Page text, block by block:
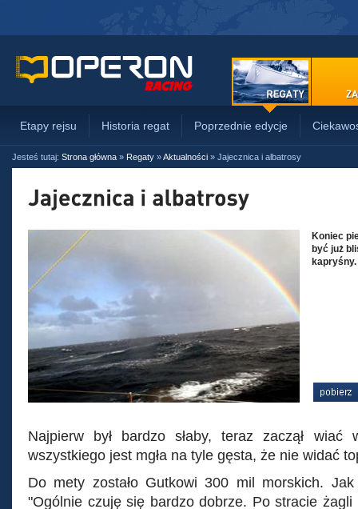
Etapy rejsu Historia regat Poprzednie edycje
Jesteś tutaj: Strona główna » Regaty »Aktualności » Jajecznica i albatrosy
Koniec
być już
kapryśny.
Najpierw był bardzo słaby, teraz zaczął
wszystkiego jest mgła na tyle gęsta, że nie widać
Do mety zostało Gutkowi 300 mil morskich.
"Ogólnie czuję się bardzo dobrze. Po stracie żagli